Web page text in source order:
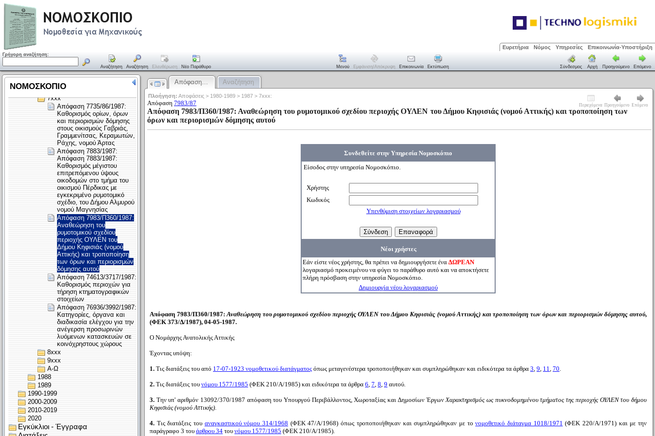
Ευρετήρια Νόμος Υπηρεσίες Επικοινωνία-Υποστήριξη
Γρήγορη αναζήτηση:
Αναζήτηση Αναζήτηση Ελευθέρωση Νέο Παράθυρο Μενού Εμφάνιση/απόκρυψη Επικοινωνία Εκτύπωση Σύνδεσμος Αρχή Προηγούμενο Επόμενο
Απόφαση… Αναζήτηση